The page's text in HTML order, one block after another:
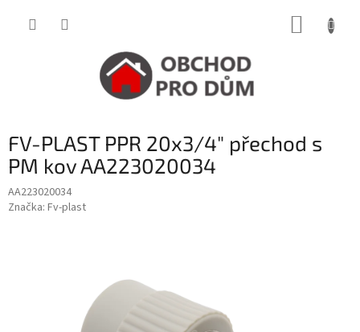
FV-PLAST PPR 20x3/4" přechod s
PM kov AA223020034
AA223020034
Značka: Fv-plast